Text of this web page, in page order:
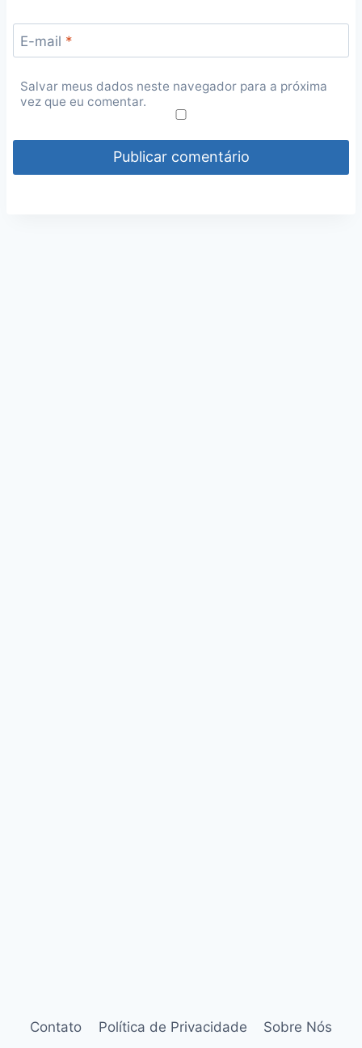
E-mail *
Salvar meus dados neste navegador para a próxima
vez que eu comentar.
Contato Política de Privacidade Sobre Nós